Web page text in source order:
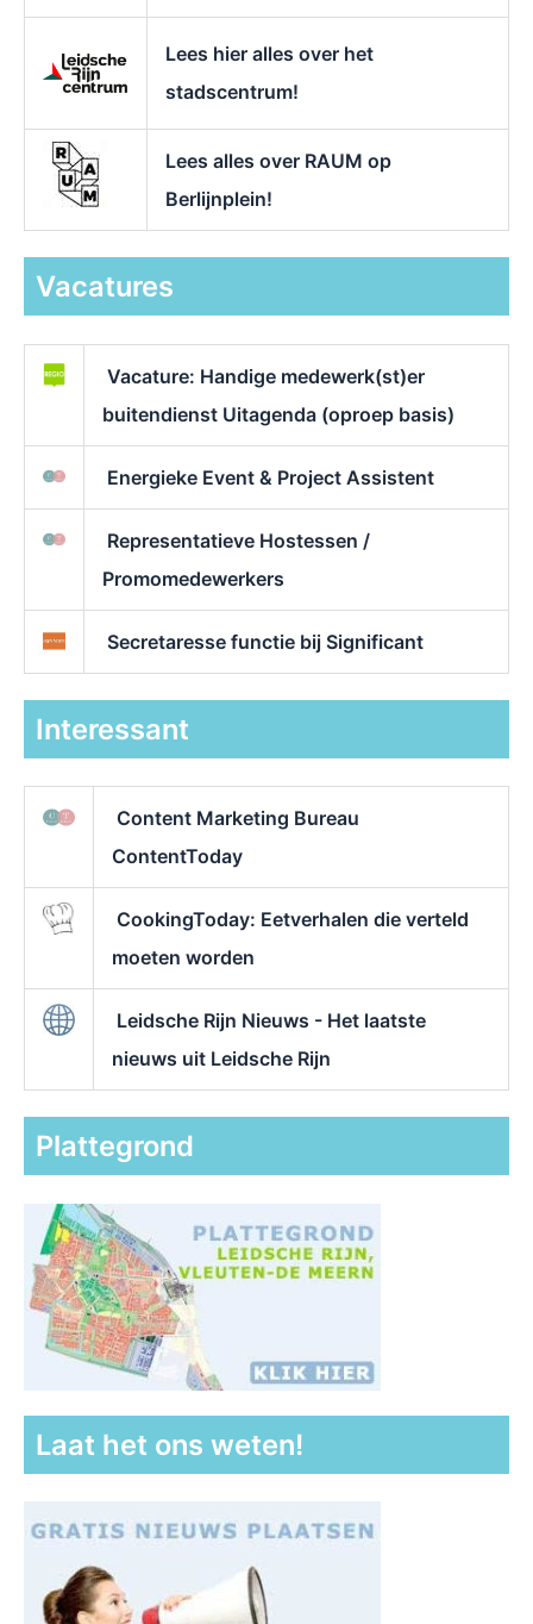
Lees hier alles over het
stadscentrum!
Lees alles over RAUM op
Berlijnplein!
Vacatures
Vacature: Handige medewerk(st)er
buitendienst Uitagenda (oproep basis)
Energieke Event & Project Assistent
Representatieve Hostessen /
Promomedewerkers
Secretaresse functie bij Significant
Interessant
Content Marketing Bureau
ContentToday
CookingToday: Eetverhalen die verteld
moeten worden
Leidsche Rijn Nieuws - Het laatste
nieuws uit Leidsche Rijn
Plattegrond
Laat het ons weten!